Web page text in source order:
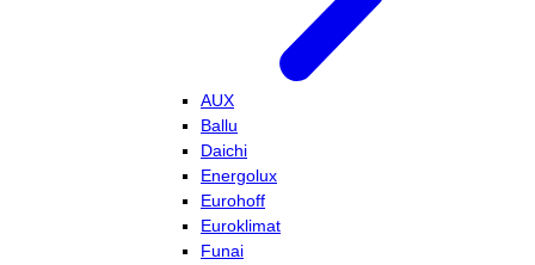
AUX
Ballu
Daichi
Energolux
Eurohoff
Euroklimat
Funai